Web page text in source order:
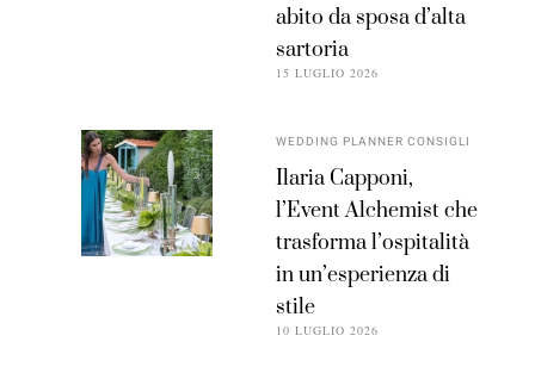
abito da sposa d’alta
sartoria
15 LUGLIO 2026
WEDDING PLANNER CONSIGLI
Ilaria Capponi,
l’Event Alchemist che
trasforma l’ospitalità
in un’esperienza di
stile
10 LUGLIO 2026